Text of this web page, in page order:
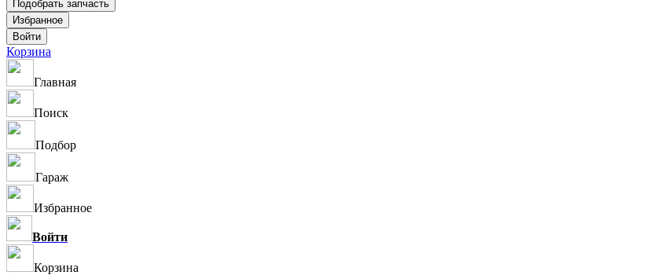
Корзина
Главная
Поиск
Подбор
Гараж
Избранное
Войти
Корзина